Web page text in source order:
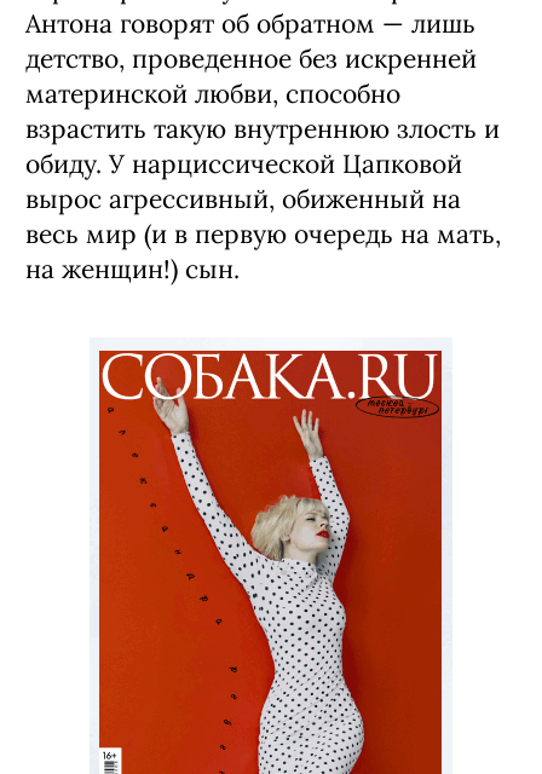
Антона говорят об обратном — лишь
детство, проведенное без искренней
материнской любви, способно
взрастить такую внутреннюю злость и
обиду. У нарциссической Цапковой
вырос агрессивный, обиженный на
весь мир (и в первую очередь на мать,
на женщин!) сын.